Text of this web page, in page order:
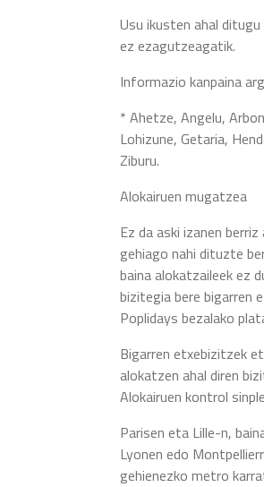
Usu ikusten ahal
ez ezagutzeagatik.
Informazio kanpaina
* Ahetze, Angelu,
Lohizune, Getaria,
Ziburu.
Alokairuen mugatzea
Ez da aski izanen
gehiago nahi dituzte
baina alokatzaileek ez
bizitegia bere bigarren
Poplidays bezalako
Bigarren etxebizitzek
alokatzen ahal diren
Alokairuen kontrol
Parisen eta Lille-n,
Lyonen edo
gehienezko metro